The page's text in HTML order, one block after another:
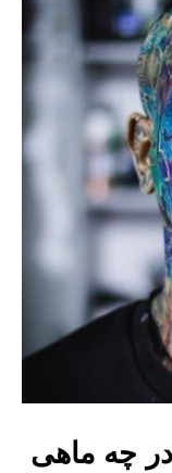
در چه ماهی